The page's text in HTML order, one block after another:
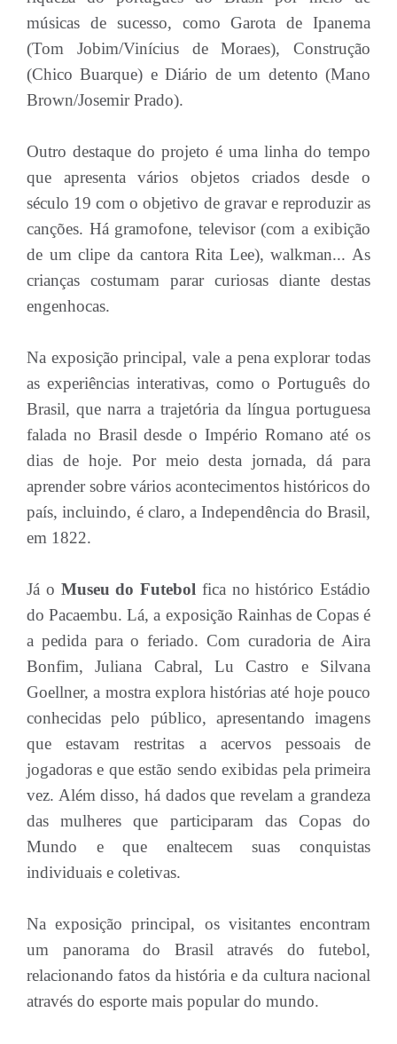
músicas de sucesso, como Garota de Ipanema
(Tom Jobim/Vinícius de Moraes), Construção
(Chico Buarque) e Diário de um detento (Mano
Brown/Josemir Prado).
Outro destaque do projeto é uma linha do tempo
que apresenta vários objetos criados desde o
século 19 com o objetivo de gravar e reproduzir as
canções. Há gramofone, televisor (com a exibição
de um clipe da cantora Rita Lee), walkman... As
crianças costumam parar curiosas diante destas
engenhocas.
Na exposição principal, vale a pena explorar todas
as experiências interativas, como o Português do
Brasil, que narra a trajetória da língua portuguesa
falada no Brasil desde o Império Romano até os
dias de hoje. Por meio desta jornada, dá para
aprender sobre vários acontecimentos históricos do
país, incluindo, é claro, a Independência do Brasil,
em 1822.
Já o Museu do Futebol fica no histórico Estádio
do Pacaembu. Lá, a exposição Rainhas de Copas é
a pedida para o feriado. Com curadoria de Aira
Bonfim, Juliana Cabral, Lu Castro e Silvana
Goellner, a mostra explora histórias até hoje pouco
conhecidas pelo público, apresentando imagens
que estavam restritas a acervos pessoais de
jogadoras e que estão sendo exibidas pela primeira
vez. Além disso, há dados que revelam a grandeza
das mulheres que participaram das Copas do
Mundo e que enaltecem suas conquistas
individuais e coletivas.
Na exposição principal, os visitantes encontram
um panorama do Brasil através do futebol,
relacionando fatos da história e da cultura nacional
através do esporte mais popular do mundo.